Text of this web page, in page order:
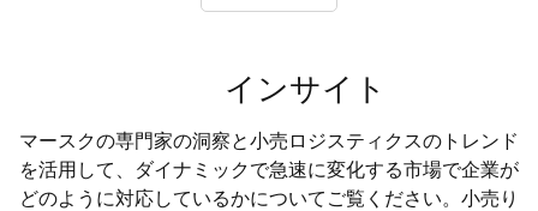
インサイト
マースクの専門家の洞察と小売ロジスティクスのトレンド
を活用して、ダイナミックで急速に変化する市場で企業が
どのように対応しているかについてご覧ください。小売り